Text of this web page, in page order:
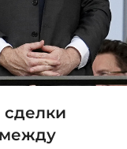
сделки